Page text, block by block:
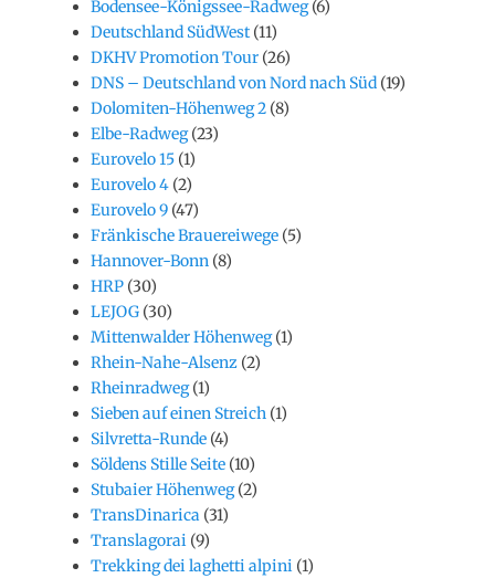
Bodensee-Königssee-Radweg(6)
Deutschland SüdWest(11)
DKHV Promotion Tour (26)
DNS – Deutschland von Nord nach Süd (19)
Dolomiten-Höhenweg 2 (8)
Elbe-Radweg(23)
Eurovelo 15 (1)
Eurovelo 4 (2)
Eurovelo 9 (47)
Fränkische Brauereiwege (5)
Hannover-Bonn (8)
HRP (30)
LEJOG (30)
Mittenwalder Höhenweg(1)
Rhein-Nahe-Alsenz (2)
Rheinradweg(1)
Sieben auf einen Streich (1)
Silvretta-Runde (4)
Söldens Stille Seite (10)
Stubaier Höhenweg(2)
TransDinarica (31)
Translagorai (9)
Trekking dei laghetti alpini (1)